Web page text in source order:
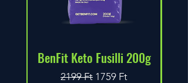
BenFit Keto Fusilli 200g
Szokásos ár
2199 Ft Akciós ár
1759 Ft